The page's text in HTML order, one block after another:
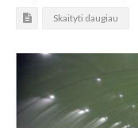
Skaityti daugiau